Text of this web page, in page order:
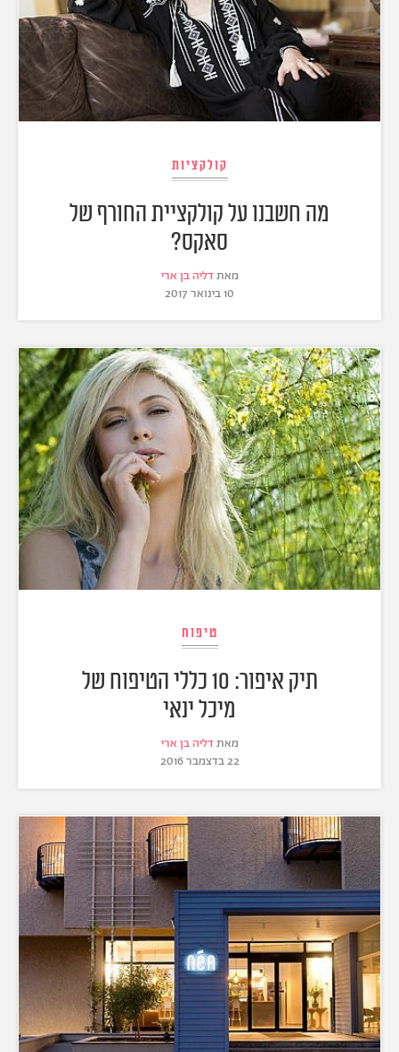
קולקציות
מה חשבנו על קולקציית החורף של
סאקס?
מאת דליה בן ארי
10 בינואר 2017
טיפוח
תיק איפור: 10 כללי הטיפוח של
מיכל ינאי
מאת דליה בן ארי
22 בדצמבר 2016